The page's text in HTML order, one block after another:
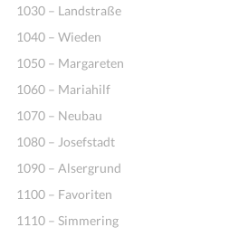
1030 – Landstraße
1040 – Wieden
1050 – Margareten
1060 – Mariahilf
1070 – Neubau
1080 – Josefstadt
1090 – Alsergrund
1100 – Favoriten
1110 – Simmering